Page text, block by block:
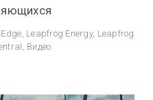
, Leapfrog Energy, Leapfrog
, Видео